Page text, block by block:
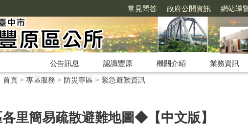
常見問答 政府公開資訊 網站導
公告訊息 認識豐原 機關介紹 業務資訊
首頁> 專區服務 > 防災專區 > 緊急避難資訊
里簡易疏散避難地圖◆【中文版】